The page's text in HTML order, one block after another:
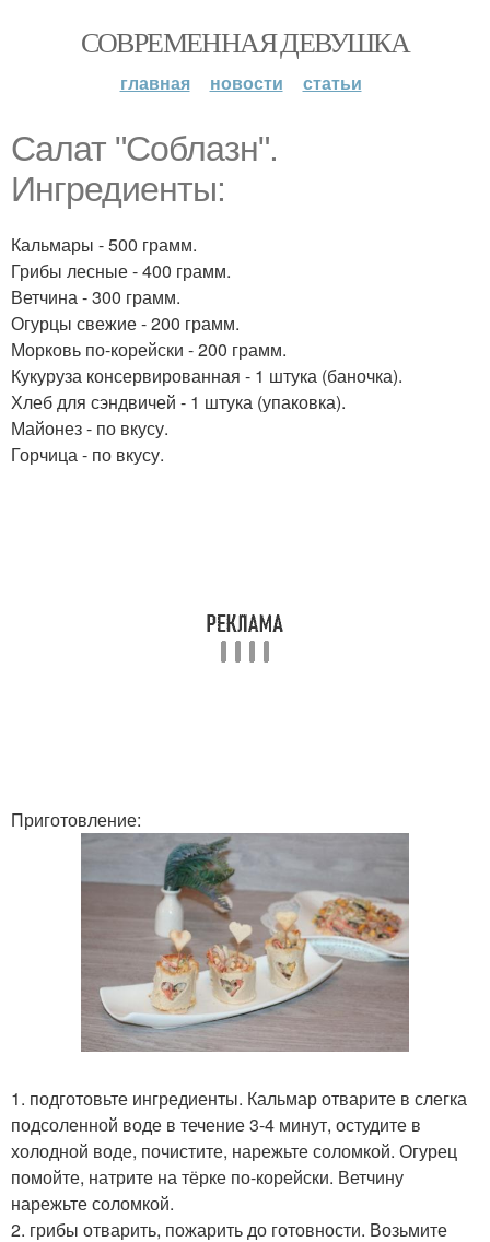
СОВРЕМЕННАЯ ДЕВУШКА
главная новости статьи
Салат "Соблазн".
Ингредиенты:
Кальмары - 500 грамм.
Грибы лесные - 400 грамм.
Ветчина - 300 грамм.
Огурцы свежие - 200 грамм.
Морковь по-корейски - 200 грамм.
Кукуруза консервированная - 1 штука (баночка).
Хлеб для сэндвичей - 1 штука (упаковка).
Майонез - по вкусу.
Горчица - по вкусу.
Приготовление:
1. подготовьте ингредиенты. Кальмар отварите в слегка
подсоленной воде в течение 3-4 минут, остудите в
холодной воде, почистите, нарежьте соломкой. Огурец
помойте, натрите на тёрке по-корейски. Ветчину
нарежьте соломкой.
2. грибы отварить, пожарить до готовности. Возьмите